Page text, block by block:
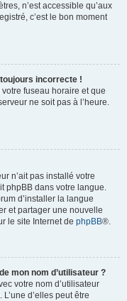
n’est accessible qu’aux
c’est le bon moment
incorrecte !
fuseau horaire et que
ne soit pas à l’heure.
n’ait pas installé votre
phpBB dans votre langue.
d’installer la langue
et partager une nouvelle
le site Internet de phpBB®.
mon nom d’utilisateur ?
votre nom d’utilisateur
d’elles peut être